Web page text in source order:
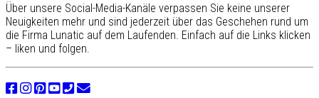
Über unsere Social-Media-Kanäle verpassen Sie keine unserer
Neuigkeiten mehr und sind jederzeit über das Geschehen rund um
die Firma Lunatic auf dem Laufenden. Einfach auf die Links klicken
– liken und folgen.